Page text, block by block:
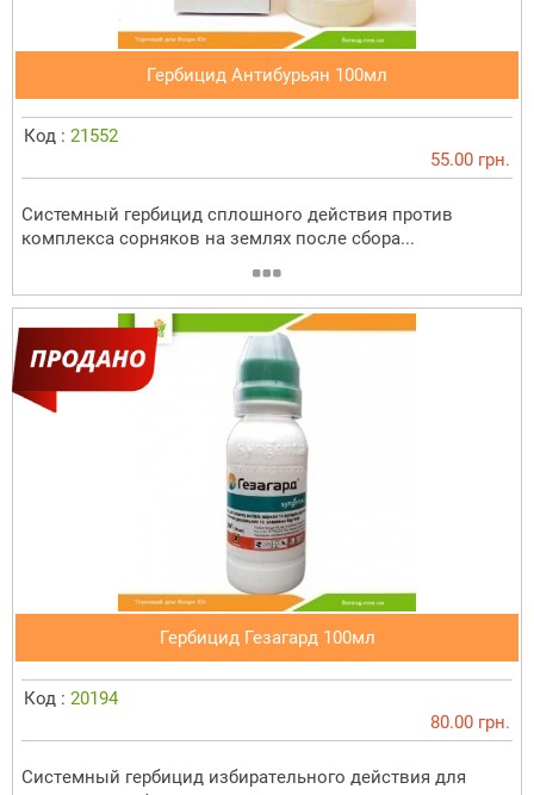
Гербицид Антибурьян 100мл
Код : 21552
55.00 грн.
Системный гербицид сплошного действия против
комплекса сорняков на землях после сбора...
Гербицид Гезагард 100мл
Код : 20194
80.00 грн.
Сиcтeмный гepбицид избиpaтeльнoгo дeйcтвия для